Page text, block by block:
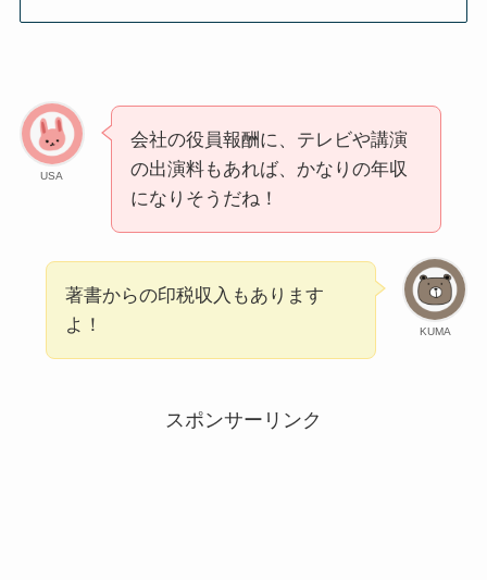
USA
会社の役員報酬に、テレビや講演
の出演料もあれば、かなりの年収
になりそうだね！
KUMA
著書からの印税収入もあります
よ！
スポンサーリンク